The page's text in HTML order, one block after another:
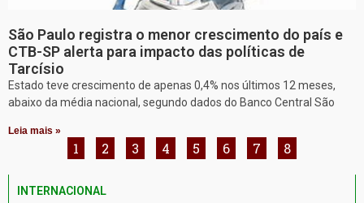
São Paulo registra o menor crescimento do país e
CTB-SP alerta para impacto das políticas de
Tarcísio
Estado teve crescimento de apenas 0,4% nos últimos 12 meses,
abaixo da média nacional, segundo dados do Banco Central São
Leia mais »
1 2 3 4 5 6 7 8
INTERNACIONAL